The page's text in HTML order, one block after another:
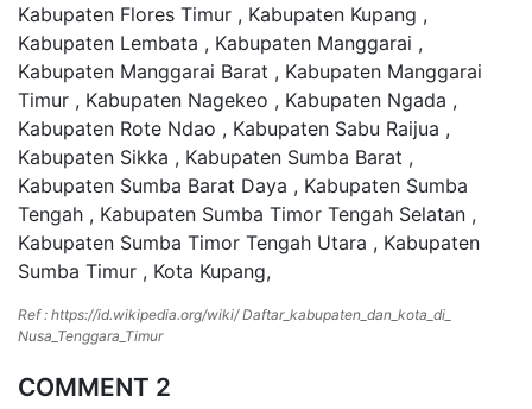
Kabupaten Flores Timur , Kabupaten Kupang ,
Kabupaten Lembata , Kabupaten Manggarai ,
Kabupaten Manggarai Barat , Kabupaten Manggarai
Timur , Kabupaten Nagekeo , Kabupaten Ngada ,
Kabupaten Rote Ndao , Kabupaten Sabu Raijua ,
Kabupaten Sikka , Kabupaten Sumba Barat ,
Kabupaten Sumba Barat Daya , Kabupaten Sumba
Tengah , Kabupaten Sumba Timor Tengah Selatan ,
Kabupaten Sumba Timor Tengah Utara , Kabupaten
Sumba Timur , Kota Kupang,
Ref : https://id.wikipedia.org/wiki/ Daftar_kabupaten_dan_kota_di_
Nusa_Tenggara_Timur
COMMENT 2